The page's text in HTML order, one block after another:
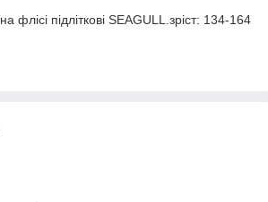
флісі підліткові SEAGULL.зріст: 134-164